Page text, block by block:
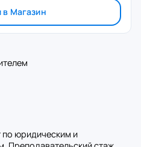
в Магазин
по юридическим и